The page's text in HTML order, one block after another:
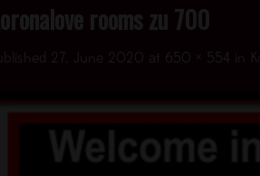
rooms zu 700
27. June 2020 at 650 × 554